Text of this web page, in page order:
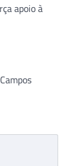
apoio à
Campos